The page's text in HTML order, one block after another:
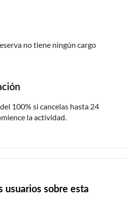
no tiene ningún cargo
100% si cancelas hasta 24
la actividad.
usuarios sobre esta